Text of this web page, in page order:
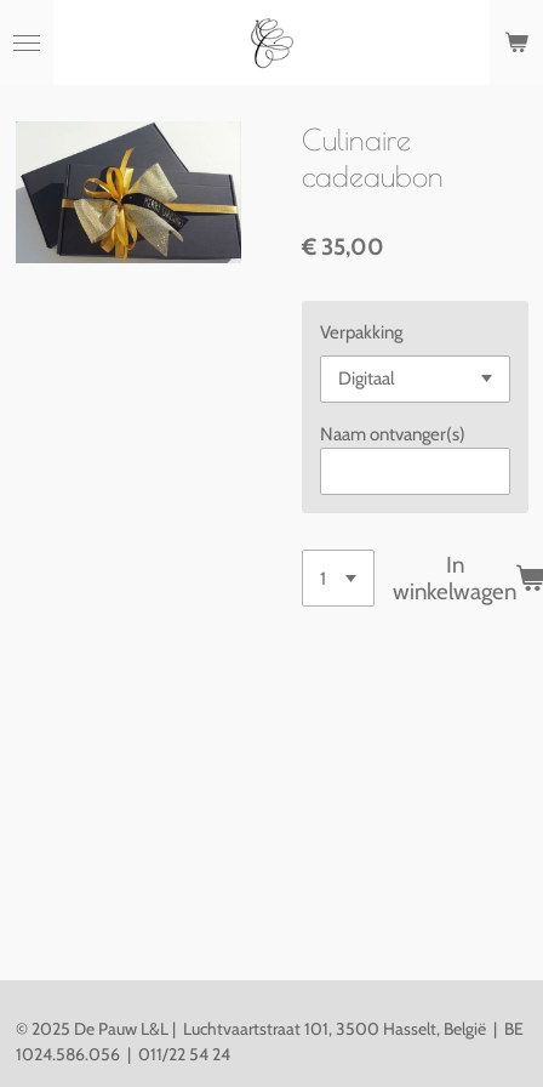
direct
Culinaire
cadeaubon
€ 35,00
Verpakking
Naam ontvanger(s)
In
winkelwagen
© 2025 De Pauw L&L | Luchtvaartstraat 101, 3500 Hasselt, België | BE
1024.586.056 | 011/22 54 24